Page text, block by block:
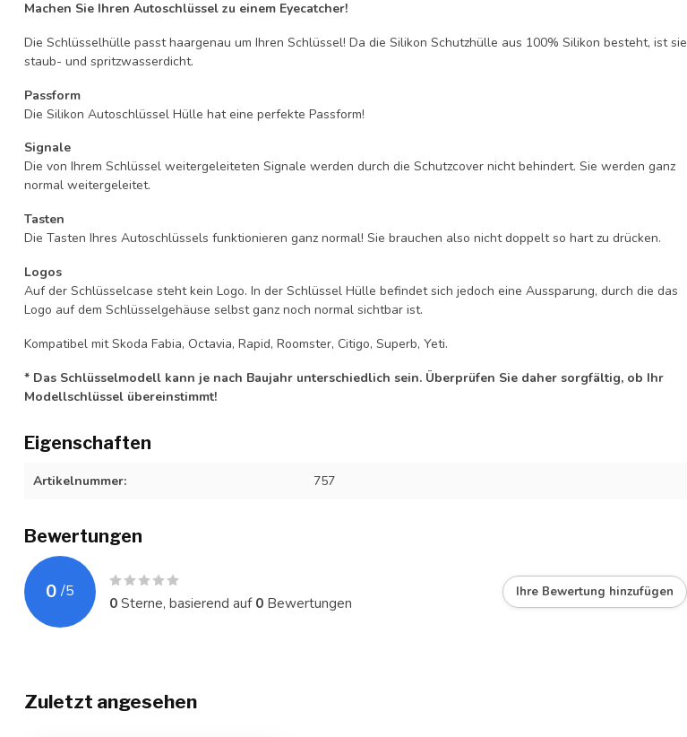
Machen Sie Ihren Autoschlüssel zu einem Eyecatcher!
Die Schlüsselhülle passt haargenau um Ihren Schlüssel! Da die Silikon Schutzhülle aus 100% Silikon besteht, ist sie
staub- und spritzwasserdicht.
Passform
Die Silikon Autoschlüssel Hülle hat eine perfekte Passform!
Signale
Die von Ihrem Schlüssel weitergeleiteten Signale werden durch die Schutzcover nicht behindert. Sie werden ganz
normal weitergeleitet.
Tasten
Die Tasten Ihres Autoschlüssels funktionieren ganz normal! Sie brauchen also nicht doppelt so hart zu drücken.
Logos
Auf der Schlüsselcase steht kein Logo. In der Schlüssel Hülle befindet sich jedoch eine Aussparung, durch die das
Logo auf dem Schlüsselgehäuse selbst ganz noch normal sichtbar ist.
Kompatibel mit Skoda Fabia, Octavia, Rapid, Roomster, Citigo, Superb, Yeti.
* Das Schlüsselmodell kann je nach Baujahr unterschiedlich sein. Überprüfen Sie daher sorgfältig, ob Ihr
Modellschlüssel übereinstimmt!
Eigenschaften
Artikelnummer: 757
Bewertungen
0 /5
0Sterne, basierend auf0 Bewertungen
Ihre Bewertung hinzufügen
Zuletzt angesehen